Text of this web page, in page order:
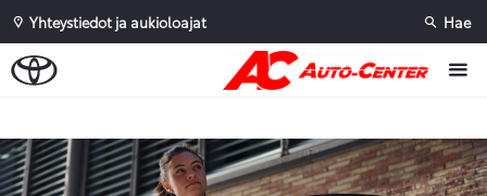
Yhteystiedot ja aukioloajat Hae